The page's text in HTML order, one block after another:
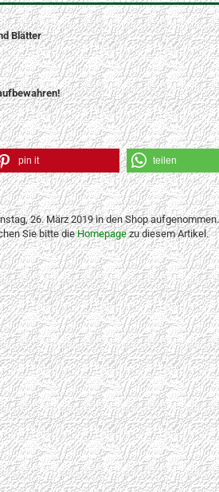
Blätter
pin it teilen
26. März 2019 in den Shop aufgenommen.
Sie bitte dieHomepagezu diesem Artikel.